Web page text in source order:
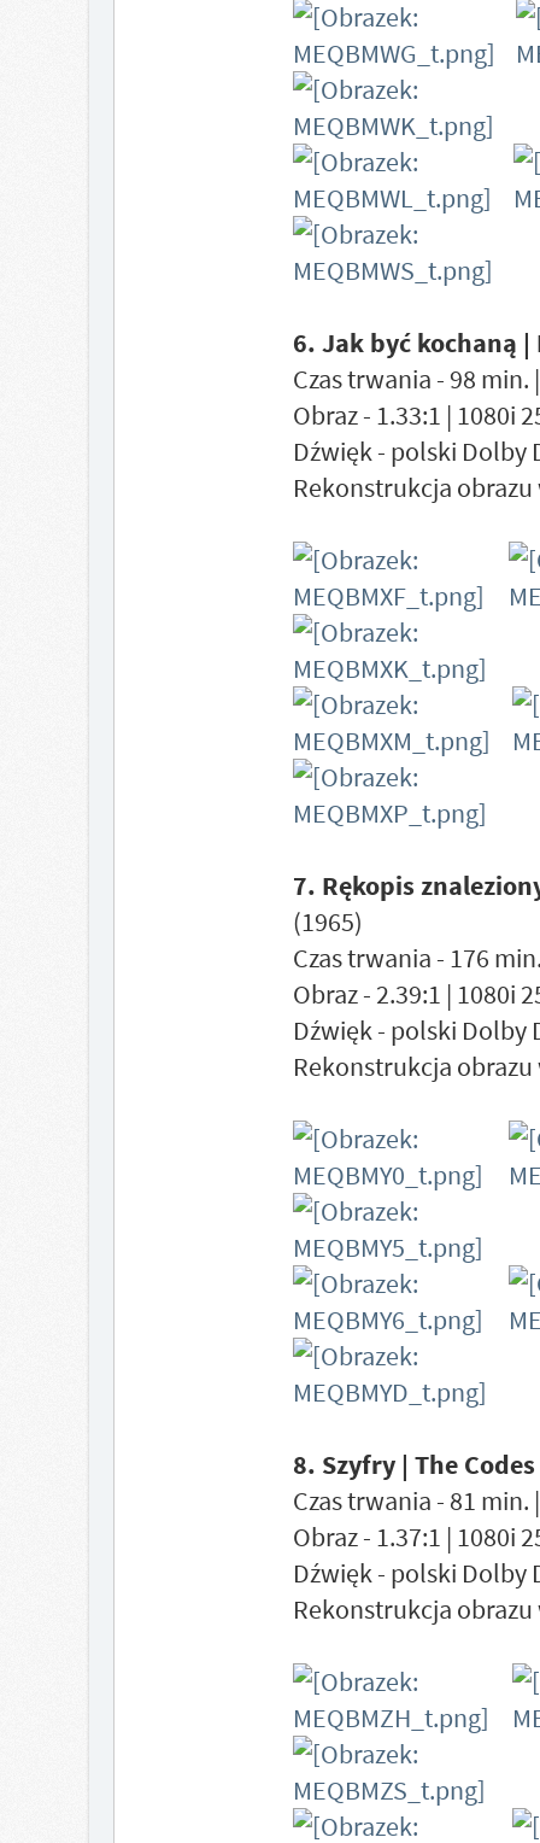
6. Jak być kochaną |
Czas trwania - 98 min.
Obraz - 1.33:1 | 1080i
Dźwięk - polski Dolby
Rekonstrukcja
7. Rękopis
(1965)
Czas trwania - 176
Obraz - 2.39:1 | 1080i
Dźwięk - polski Dolby
Rekonstrukcja obrazu
8. Szyfry | The Codes
Czas trwania - 81 min.
Obraz - 1.37:1 | 1080i
Dźwięk - polski Dolby
Rekonstrukcja obrazu